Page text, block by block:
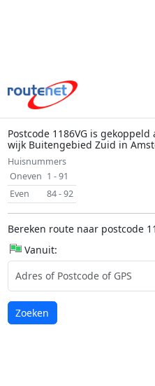
Postcode 1186VG is
wijk Buitengebied Zuid in
Huisnummers
Oneven 1 - 91
Even
84 - 92
Bereken route naar postcode
Vanuit:
Laden...
Zoeken